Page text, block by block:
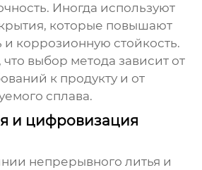
Иногда используют
которые повышают
и коррозионную стойкость.
выбор метода зависит от
к продукту и от
сплава.
и цифровизация
непрерывного литья и